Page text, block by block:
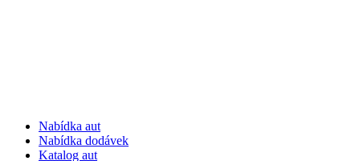
Nabídka aut
Nabídka dodávek
Katalog aut